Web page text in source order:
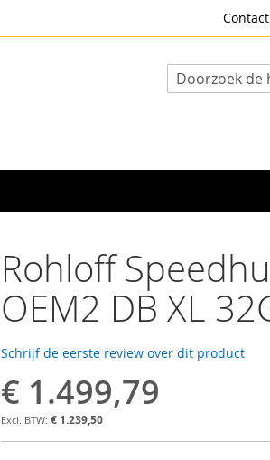
Contact
Search
Rohloff
OEM2 DB XL
Schrijf de eerste review over dit product
€ 1.499,79
€ 1.239,50